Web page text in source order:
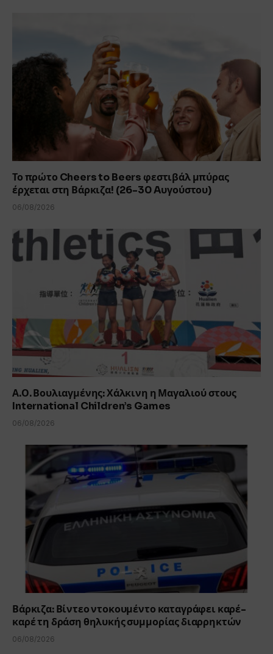
Το πρώτο Cheers to Beers φεστιβάλ μπύρας
έρχεται στη Βάρκιζα! (26-30 Aυγούστου)
06/08/2026
Α.Ο. Βουλιαγμένης: Χάλκινη η Μαγαλιού στους
International Children’s Games
06/08/2026
Βάρκιζα: Βίντεο ντοκουμέντο καταγράφει καρέ-
καρέ τη δράση θηλυκής συμμορίας διαρρηκτών
06/08/2026